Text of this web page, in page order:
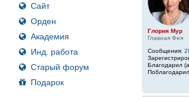
Сайт
Орден
Академия
Инд. работа
Старый форум
Подарок
Глория Мур
Главная Фея
Сообщения:
Благодарил